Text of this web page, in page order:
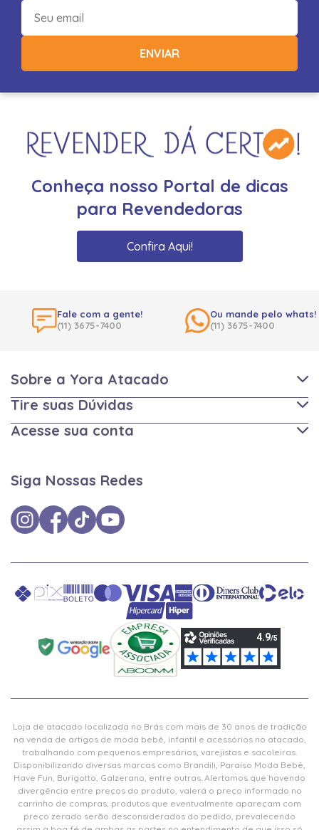
ENVIAR
Conheça nosso Portal de dicas
para Revendedoras
Confira Aqui!
Fale com a gente!
(11) 3675-7400
Ou mande pelo whats!
(11) 3675-7400
Sobre a Yora Atacado
Tire suas Dúvidas
Acesse sua conta
Siga Nossas Redes
Loja de atacado localizada no Brás com mais de 30 anos de tradição
na venda de artigos de moda bebê, infantil e acessórios no atacado,
trabalhando com pequenos empresários, varejistas e sacoleiras.
Disponibilizando diversas marcas como Brandili, Paraíso Moda Bebê,
Have Fun, Burigotto, Galzerano, entre outras. Alertamos que havendo
divergência entre preços do produto, valerá o preço informado no
carrinho de compras, produtos que eventualmente apareçam com
preço zerado serão desconsiderados do pedido, prevalecendo